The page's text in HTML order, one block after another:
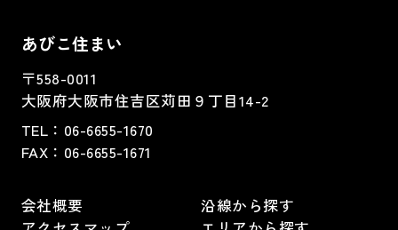
あびこ住まい
〒558-0011
大阪府大阪市住吉区苅田９丁目14-2
TEL： 06-6655-1670
FAX： 06-6655-1671
会社概要
沿線から探す